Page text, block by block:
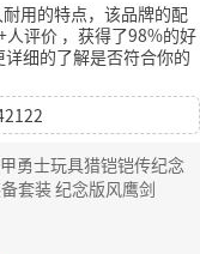
用的特点，该品牌的配
人评价 ，获得了98%的好
细的了解是否符合你的
勇士玩具猎铠铠传纪念
套装 纪念版风鹰剑